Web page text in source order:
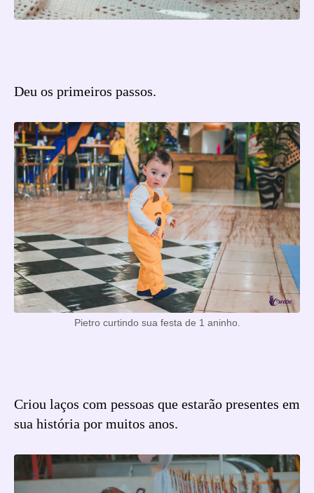
Deu os primeiros passos.
Pietro curtindo sua festa de 1 aninho.
Criou laços com pessoas que estarão presentes em
sua história por muitos anos.